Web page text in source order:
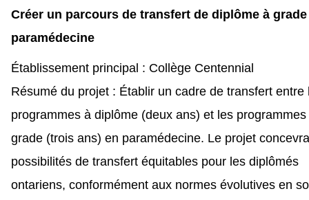
Créer un parcours de transfert de diplôme à grade
paramédecine
Établissement principal : Collège Centennial
Résumé du projet : Établir un cadre de transfert entre
programmes à diplôme (deux ans) et les programmes
grade (trois ans) en paramédecine. Le projet
possibilités de transfert équitables pour les diplômés
ontariens, conformément aux normes évolutives en